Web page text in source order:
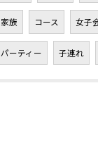
家族 コース 女子
パーティー 子連れ